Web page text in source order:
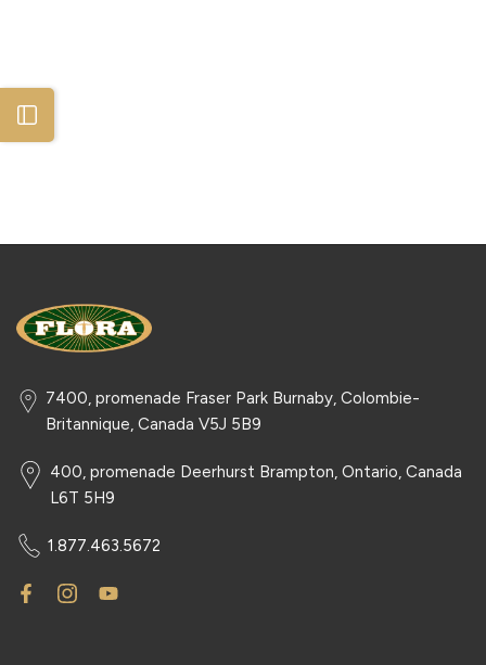
7400, promenade Fraser Park Burnaby, Colombie-
Britannique, Canada V5J 5B9
400, promenade Deerhurst Brampton, Ontario, Canada
L6T 5H9
1.877.463.5672